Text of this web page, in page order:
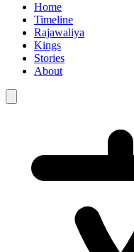
Home
Timeline
Rajawaliya
Kings
Stories
About